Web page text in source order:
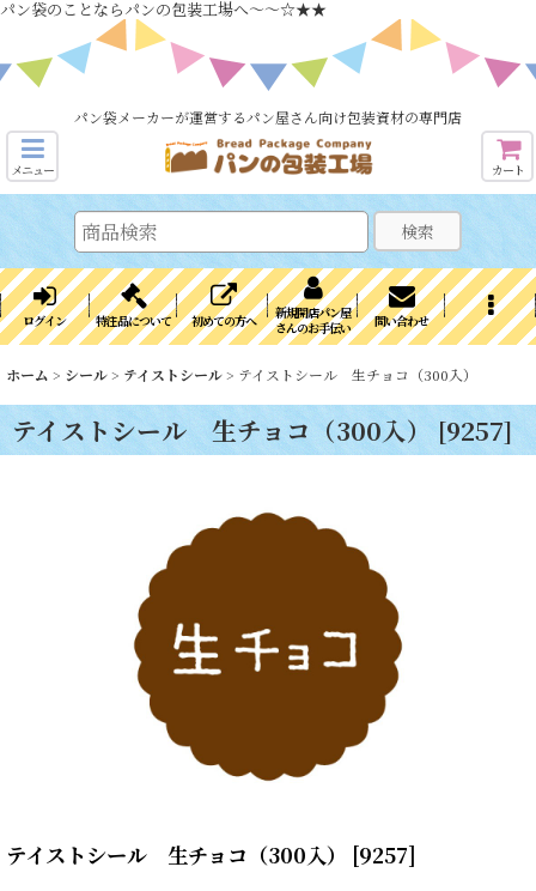
パン袋のことならパンの包装工場へ～～☆★★
パン袋メーカーが運営するパン屋さん向け包装資材の専門店
メニュー カート
検索
ログイン 特注品について 初めての方へ
新規開店パン屋
さんのお手伝い
問い合わせ
ホーム > シール> テイストシール> テイストシール 生チョコ（300入）
テイストシール 生チョコ（300入） [9257]
テイストシール 生チョコ（300入） [9257]